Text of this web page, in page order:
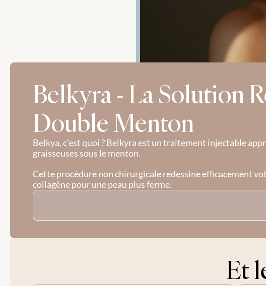
Belkyra - La Solution
Double Menton
Belkya, c'est quoi ? Belkyra est un traitement injectable
graisseuses sous le menton.
Cette procédure non chirurgicale redessine efficacement
collagène pour une peau plus ferme.
Et